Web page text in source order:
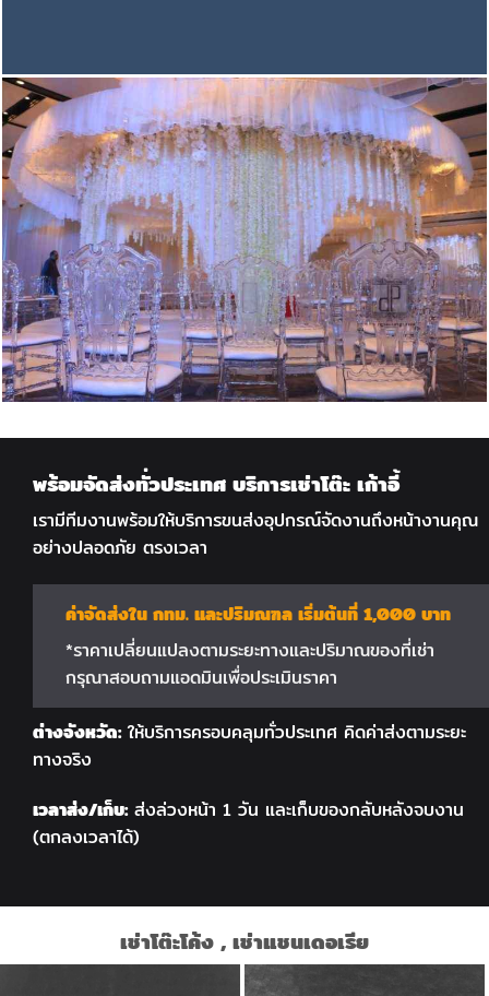
พร้อมจัดส่งทั่วประเทศ บริการเช่าโต๊ะ เก้าอี้
เรามีทีมงานพร้อมให้บริการขนส่งอุปกรณ์จัดงานถึงหน้างานคุณ
อย่างปลอดภัย ตรงเวลา
ค่าจัดส่งใน กทม. และปริมณฑล เริ่มต้นที่ 1,000 บาท
*ราคาเปลี่ยนแปลงตามระยะทางและปริมาณของที่เช่า
กรุณาสอบถามแอดมินเพื่อประเมินราคา
ต่างจังหวัด:ให้บริการครอบคลุมทั่วประเทศ คิดค่าส่งตามระยะ
ทางจริง
เวลาส่ง/เก็บ:ส่งล่วงหน้า 1 วัน และเก็บของกลับหลังจบงาน
(ตกลงเวลาได้)
เช่าโต๊ะโค้ง , เช่าแชนเดอเรีย